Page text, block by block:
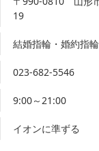
19
結婚指輪・婚約指
023-682-5546
9:00～21:00
イオンに準ずる